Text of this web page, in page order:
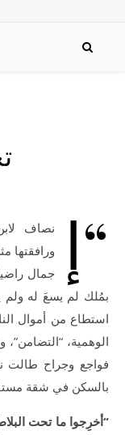
“إ
نصاف
ورافقتها
جمال
بمُلك لم يسعَ له ولم
استطاع من أموال
الوهمية،
فواجع وجراح طالت
بالسكن في شقة
“أخرِجوا ما تحت